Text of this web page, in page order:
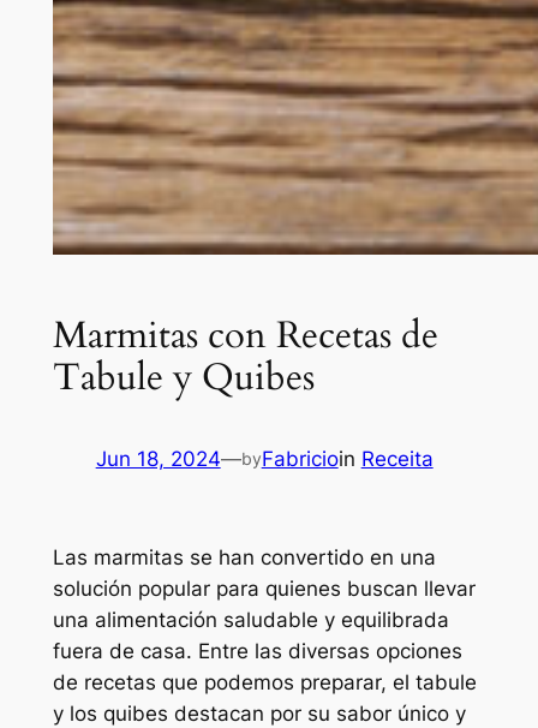
Marmitas con Recetas de
Tabule y Quibes
Jun 18, 2024—byFabricioin Receita
Las marmitas se han convertido en una
solución popular para quienes buscan llevar
una alimentación saludable y equilibrada
fuera de casa. Entre las diversas opciones
de recetas que podemos preparar, el tabule
y los quibes destacan por su sabor único y